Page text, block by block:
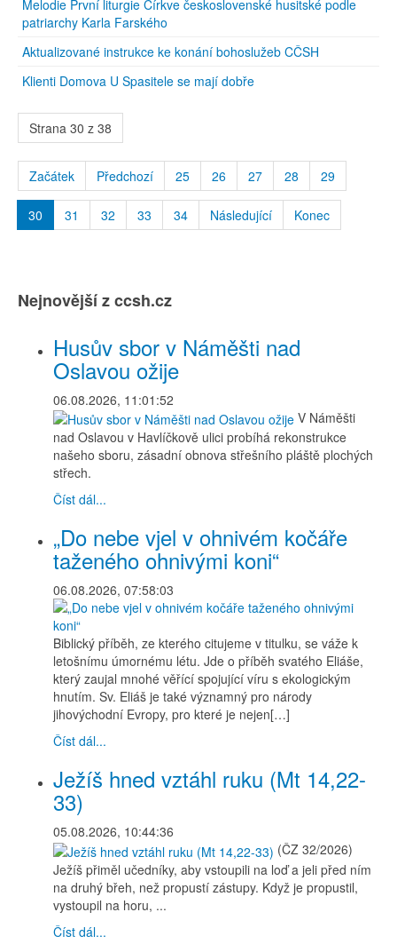
Melodie První liturgie Církve československé husitské podle
patriarchy Karla Farského
Aktualizované instrukce ke konání bohoslužeb CČSH
Klienti Domova U Spasitele se mají dobře
Strana 30 z 38
Začátek Předchozí 25 26 27 28 29
30 31 32 33 34 Následující Konec
Nejnovější z ccsh.cz
Husův sbor v Náměšti nad
Oslavou ožije
06.08.2026, 11:01:52
V Náměšti
nad Oslavou v Havlíčkově ulici probíhá rekonstrukce
našeho sboru, zásadní obnova střešního pláště plochých
střech.
Číst dál...
„Do nebe vjel v ohnivém kočáře
taženého ohnivými koni“
06.08.2026, 07:58:03
Biblický příběh, ze kterého citujeme v titulku, se váže k
letošnímu úmornému létu. Jde o příběh svatého Eliáše,
který zaujal mnohé věřící spojující víru s ekologickým
hnutím. Sv. Eliáš je také významný pro národy
jihovýchodní Evropy, pro které je nejen[…]
Číst dál...
Ježíš hned vztáhl ruku (Mt 14,22-
33)
05.08.2026, 10:44:36
(ČZ 32/2026)
Ježíš přiměl učedníky, aby vstoupili na loď a jeli před ním
na druhý břeh, než propustí zástupy. Když je propustil,
vystoupil na horu, ...
Číst dál...